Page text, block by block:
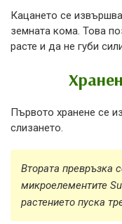
Кацането се
земната кома. Това
расте и да не губи
Първото хранене се
слизането.
Втората превръзка
микроелементите
растението пуска